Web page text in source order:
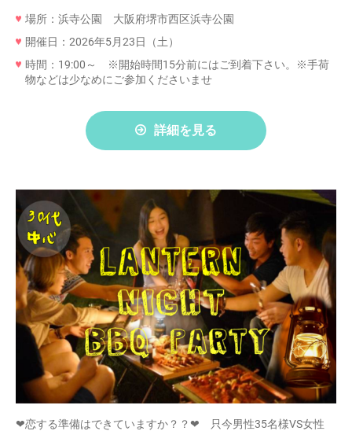
場所：浜寺公園 大阪府堺市西区浜寺公園
開催日：2026年5月23日（土）
時間：19:00～ ※開始時間15分前にはご到着下さい。※手荷
物などは少なめにご参加くださいませ
詳細を見る
❤恋する準備はできていますか？？❤ 只今男性35名様VS女性